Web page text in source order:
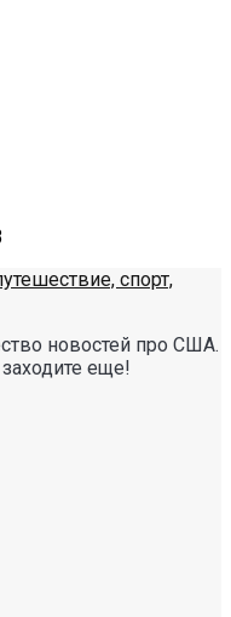
новостей про США.
еще!